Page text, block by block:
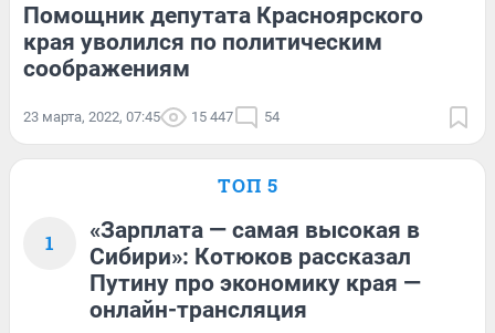
Помощник депутата Красноярского
края уволился по политическим
соображениям
23 марта, 2022, 07:45 15 447 54
ТОП 5
1
«Зарплата — самая высокая в
Сибири»: Котюков рассказал
Путину про экономику края —
онлайн-трансляция